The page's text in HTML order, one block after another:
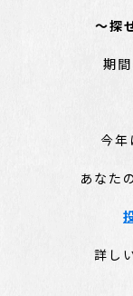
～探
期
今年
あなた
詳し